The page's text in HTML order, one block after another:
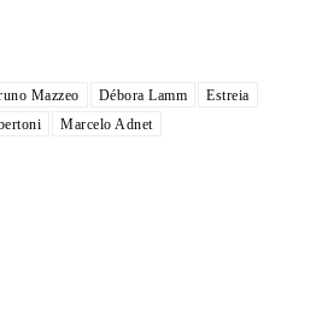
Mazzeo Débora Lamm
Estreia
Marcelo Adnet